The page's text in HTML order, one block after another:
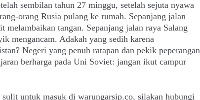
sembilan tahun 27 minggu, setelah sejuta nyawa
orang Rusia pulang ke rumah. Sepanjang jalan
melambaikan tangan. Sepanjang jalan raya Salang
mengancam. Adakah yang sedih karena
Negeri yang penuh ratapan dan pekik peperangan
berharga pada Uni Soviet: jangan ikut campur
untuk masuk di warungarsip.co, silakan hubungi